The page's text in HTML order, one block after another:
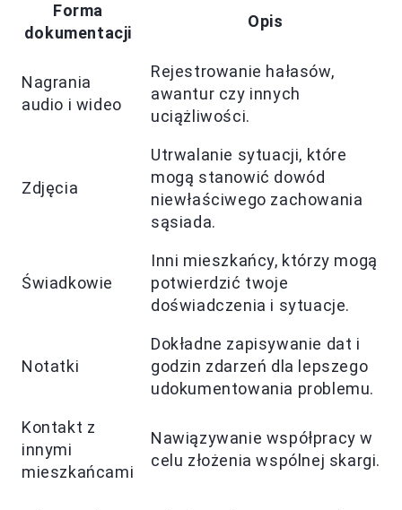
Forma
dokumentacji
Opis
Nagrania
audio i wideo
Rejestrowanie hałasów,
awantur czy innych
uciążliwości.
Zdjęcia
Utrwalanie sytuacji, które
mogą stanowić dowód
niewłaściwego zachowania
sąsiada.
Świadkowie
Inni mieszkańcy, którzy mogą
potwierdzić twoje
doświadczenia i sytuacje.
Notatki
Dokładne zapisywanie dat i
godzin zdarzeń dla lepszego
udokumentowania problemu.
Kontakt z
innymi
mieszkańcami
Nawiązywanie współpracy w
celu złożenia wspólnej skargi.